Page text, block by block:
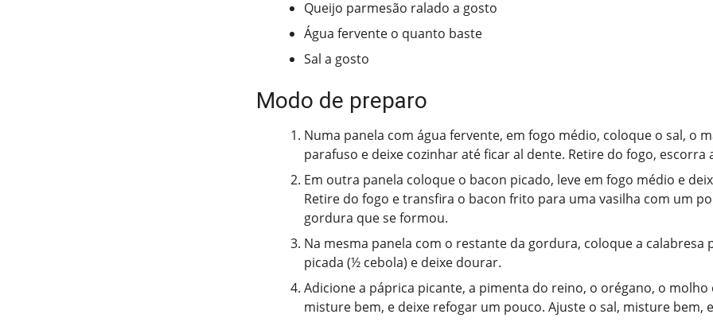
Queijo parmesão ralado a gosto
Água fervente o quanto baste
Sal a gosto
Modo de preparo
Numa panela com água fervente, em fogo médio, coloque o sal, o
parafuso e deixe cozinhar até ficar al dente. Retire do fogo, escorra
Em outra panela coloque o bacon picado, leve em fogo médio e
Retire do fogo e transfira o bacon frito para uma vasilha com um
gordura que se formou.
Na mesma panela com o restante da gordura, coloque a calabresa
picada (½ cebola) e deixe dourar.
Adicione a páprica picante, a pimenta do reino, o orégano, o molho
misture bem, e deixe refogar um pouco. Ajuste o sal, misture bem,